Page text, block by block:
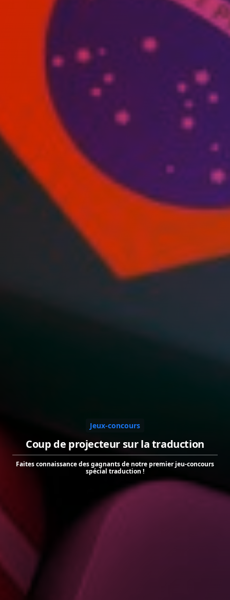
Jeux-concours
Coup de projecteur sur la traduction
Faites connaissance des gagnants de notre premier jeu-concours
spécial traduction !